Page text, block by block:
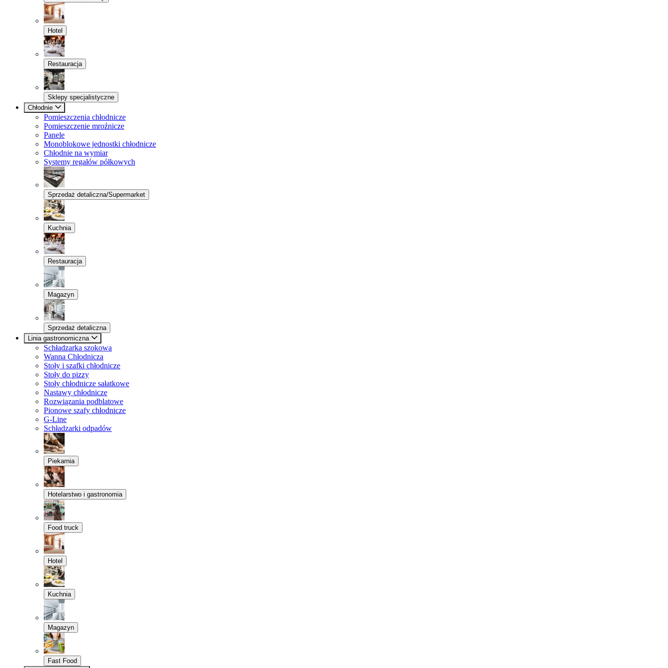
Hotel
Restauracja
Sklepy specjalistyczne
Chłodnie
Pomieszczenia chłodnicze
Pomieszczenie mroźnicze
Panele
Monoblokowe jednostki chłodnicze
Chłodnie na wymiar
Systemy regałów półkowych
Sprzedaż detaliczna/Supermarket
Kuchnia
Restauracja
Magazyn
Sprzedaż detaliczna
Linia gastronomiczna
Schładzarka szokowa
Wanna Chłodnicza
Stoły i szafki chłodnicze
Stoły do pizzy
Stoły chłodnicze sałatkowe
Nastawy chłodnicze
Rozwiązania podblatowe
Pionowe szafy chłodnicze
G-Line
Schładzarki odpadów
Piekarnia
Hotelarstwo i gastronomia
Food truck
Hotel
Kuchnia
Magazyn
Fast Food